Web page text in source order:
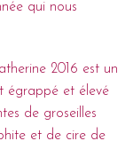
qui nous
2016 est un
égrappé et élevé
de groseilles
et de cire de